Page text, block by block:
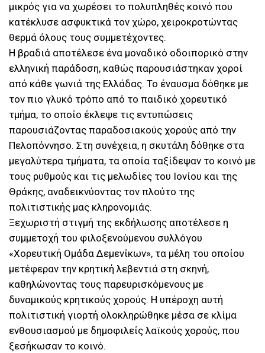
μικρός για να χωρέσει το πολυπληθές κοινό που
κατέκλυσε ασφυκτικά τον χώρο, χειροκροτώντας
θερμά όλους τους συμμετέχοντες.
Η βραδιά αποτέλεσε ένα μοναδικό οδοιπορικό στην
ελληνική παράδοση, καθώς παρουσιάστηκαν χοροί
από κάθε γωνιά της Ελλάδας. Το έναυσμα δόθηκε με
τον πιο γλυκό τρόπο από το παιδικό χορευτικό
τμήμα, το οποίο έκλεψε τις εντυπώσεις
παρουσιάζοντας παραδοσιακούς χορούς από την
Πελοπόννησο. Στη συνέχεια, η σκυτάλη δόθηκε στα
μεγαλύτερα τμήματα, τα οποία ταξίδεψαν το κοινό με
τους ρυθμούς και τις μελωδίες του Ιονίου και της
Θράκης, αναδεικνύοντας τον πλούτο της
πολιτιστικής μας κληρονομιάς.
Ξεχωριστή στιγμή της εκδήλωσης αποτέλεσε η
συμμετοχή του φιλοξενούμενου συλλόγου
«Χορευτική Ομάδα Δεμενίκων», τα μέλη του οποίου
μετέφεραν την κρητική λεβεντιά στη σκηνή,
καθηλώνοντας τους παρευρισκόμενους με
δυναμικούς κρητικούς χορούς. Η υπέροχη αυτή
πολιτιστική γιορτή ολοκληρώθηκε μέσα σε κλίμα
ενθουσιασμού με δημοφιλείς λαϊκούς χορούς, που
ξεσήκωσαν το κοινό.